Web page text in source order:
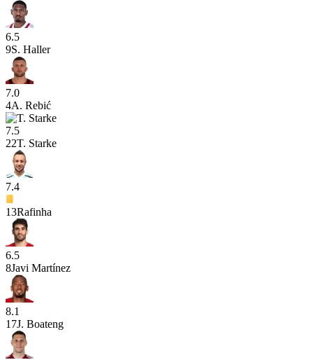
6.5
9S. Haller
7.0
4A. Rebić
7.5
22T. Starke
7.4
13Rafinha
6.5
8Javi Martínez
8.1
17J. Boateng